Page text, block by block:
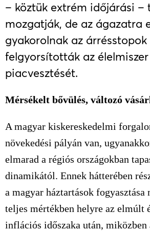
– köztük extrém időjárási –
mozgatják, de az ágazatra
gyakorolnak az árrésstopok
felgyorsították az
piacvesztését.
Mérsékelt bővülés, változó
A magyar kiskereskedelmi
növekedési pályán van,
elmarad a régiós országokban
dinamikától. Ennek hátterében
a magyar háztartások fogyasztása
teljes mértékben helyre az elmúlt
inflációs időszaka után, miközben